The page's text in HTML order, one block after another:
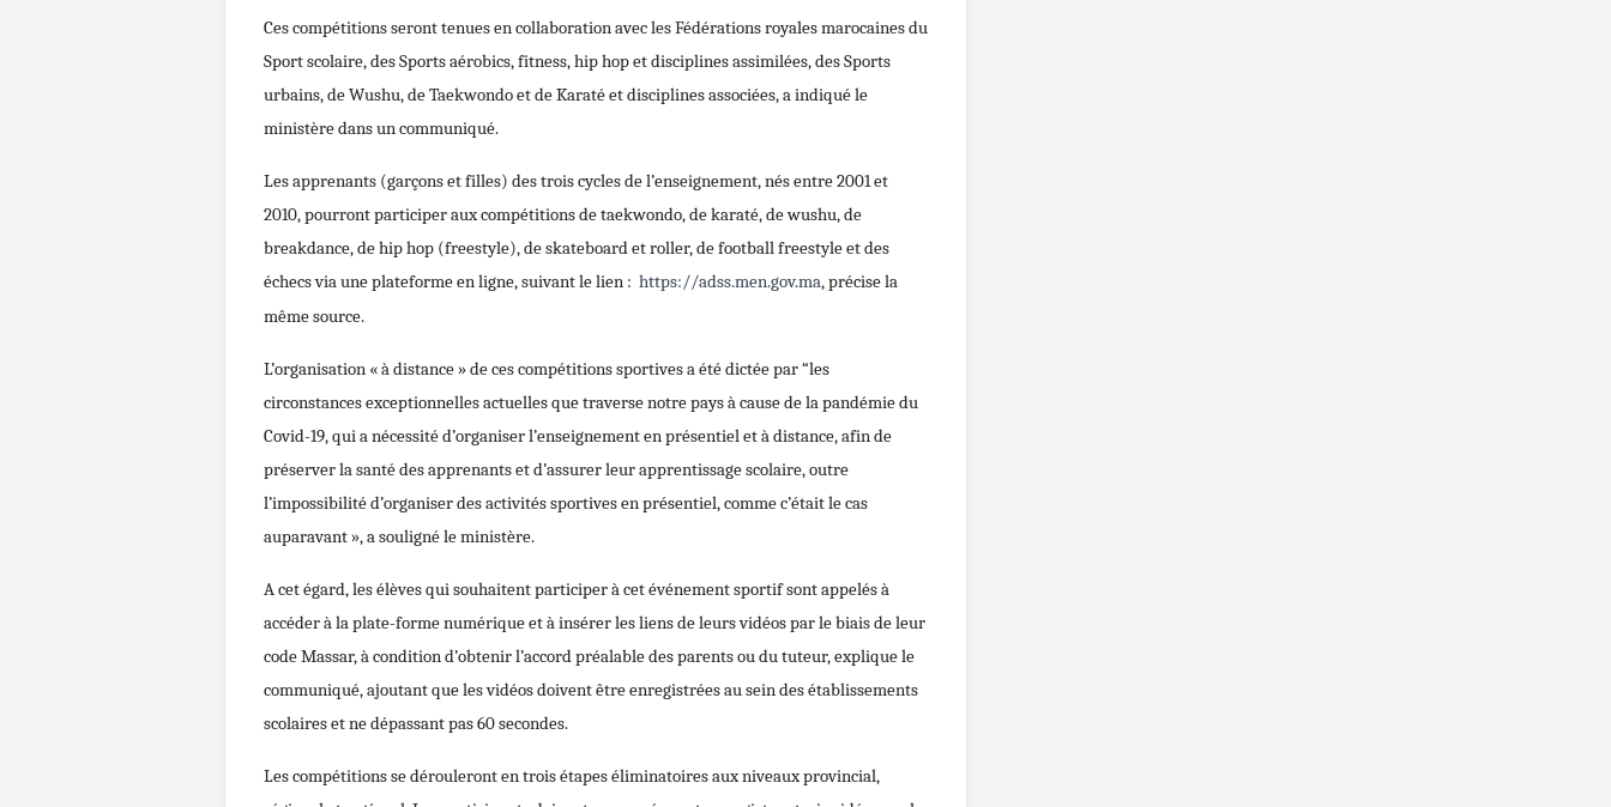
Ces compétitions seront tenues en collaboration avec les Fédérations royales marocaines du
Sport scolaire, des Sports aérobics, fitness, hip hop et disciplines assimilées, des Sports
urbains, de Wushu, de Taekwondo et de Karaté et disciplines associées, a indiqué le
ministère dans un communiqué.
Les apprenants (garçons et filles) des trois cycles de l’enseignement, nés entre 2001 et
2010, pourront participer aux compétitions de taekwondo, de karaté, de wushu, de
breakdance, de hip hop (freestyle), de skateboard et roller, de football freestyle et des
échecs via une plateforme en ligne, suivant le lien : https://adss.men.gov.ma, précise la
même source.
L’organisation « à distance » de ces compétitions sportives a été dictée par “les
circonstances exceptionnelles actuelles que traverse notre pays à cause de la pandémie du
Covid-19, qui a nécessité d’organiser l’enseignement en présentiel et à distance, afin de
préserver la santé des apprenants et d’assurer leur apprentissage scolaire, outre
l’impossibilité d’organiser des activités sportives en présentiel, comme c’était le cas
auparavant », a souligné le ministère.
A cet égard, les élèves qui souhaitent participer à cet événement sportif sont appelés à
accéder à la plate-forme numérique et à insérer les liens de leurs vidéos par le biais de leur
code Massar, à condition d’obtenir l’accord préalable des parents ou du tuteur, explique le
communiqué, ajoutant que les vidéos doivent être enregistrées au sein des établissements
scolaires et ne dépassant pas 60 secondes.
Les compétitions se dérouleront en trois étapes éliminatoires aux niveaux provincial,